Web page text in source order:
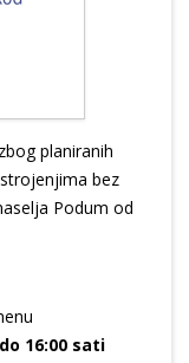
planiranih
bez
Podum od
16:00 sati